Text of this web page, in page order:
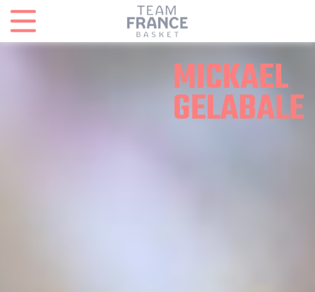
MICKAEL
GELABALE
Panneau de gestion des cookies